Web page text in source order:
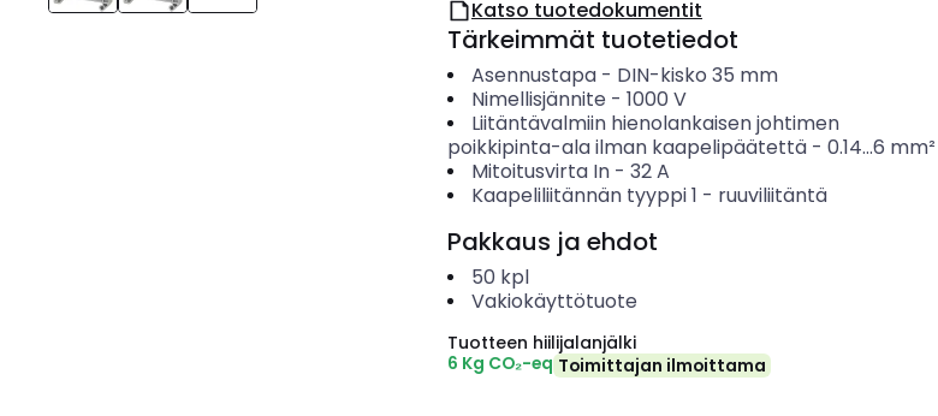
Katso tuotedokumentit
Tärkeimmät tuotetiedot
Asennustapa- DIN-kisko 35 mm
Nimellisjännite - 1000 V
Liitäntävalmiin hienolankaisen johtimen
poikkipinta-ala ilman kaapelipäätettä - 0.14...6 mm²
Mitoitusvirta In- 32A
Kaapeliliitännän tyyppi 1 - ruuviliitäntä
Pakkaus ja ehdot
50 kpl
Vakiokäyttötuote
Tuotteen hiilijalanjälki
6 Kg CO₂-eq Toimittajan ilmoittama